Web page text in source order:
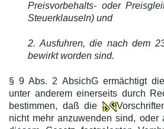
Preisvorbehalts- oder
Steuerklauseln) und
2. Ausfuhren, die nach dem
bewirkt worden sind.
§ 9 Abs. 2 AbsichG ermächtigt
unter anderem einerseits durch
bestimmen, daß die
nicht mehr anzuwenden sind, oder